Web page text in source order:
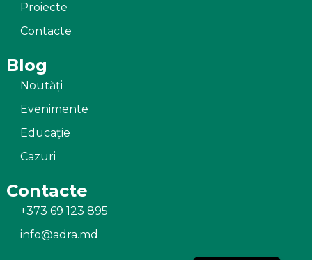
Proiecte
Contacte
Blog
Noutăți
Evenimente
Educație
Cazuri
Contacte
+373 69 123 895
info@adra.md